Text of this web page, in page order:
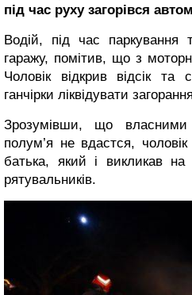
під час руху загорівся
Водій, під час паркування
гаражу, помітив, що з
Чоловік відкрив відсік та
ганчірки ліквідувати
Зрозумівши, що власними
полум’я не вдастся,
батька, який і викликав на
рятувальників.